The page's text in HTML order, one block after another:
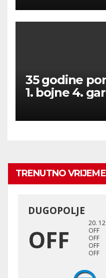
35 godine
1. bojne 4.
TRENUTNO VRIJEME